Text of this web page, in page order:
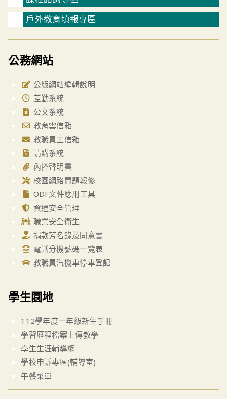
戶外教育填報專區
公務網站
公版網站編輯說明
差勤系統
公文系統
教育雲信箱
教職員工信箱
請購系統
內控聲明書
校園網路問題報修
ODF文件應用工具
資通安全管理
職業安全衛生
捐款芳名錄及同意書
電話分機號碼一覽表
教職員汽機車停車登記
學生園地
112學年度一年級新生手冊
學習歷程檔案上傳教學
學生生涯輔導網
學校申訴專區(輔導室)
午餐菜單